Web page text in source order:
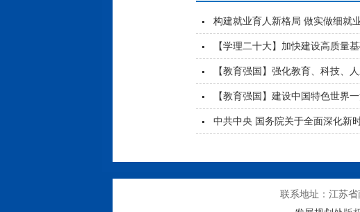
构建就业育人新格局 做实做细就
【学理二十大】加快建设高质量
【教育强国】强化教育、科技、
【教育强国】建设中国特色世界
中共中央 国务院关于全面深化新
联系地址：江苏